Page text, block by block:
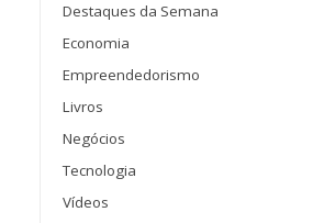
Destaques da Semana
Economia
Empreendedorismo
Livros
Negócios
Tecnologia
Vídeos